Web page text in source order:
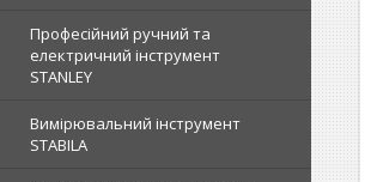
Професійний ручний та
електричний інструмент
STANLEY
Вимірювальний інструмент
STABILA